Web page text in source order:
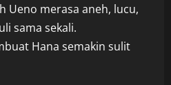
Ueno merasa aneh, lucu,
sama sekali.
Hana semakin sulit